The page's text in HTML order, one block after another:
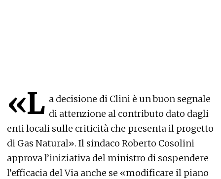
«L a decisione di Clini è un buon segnale
di attenzione al contributo dato dagli
enti locali sulle criticità che presenta il progetto
di Gas Natural». Il sindaco Roberto Cosolini
approva l’iniziativa del ministro di sospendere
l’efficacia del Via anche se «modificare il piano